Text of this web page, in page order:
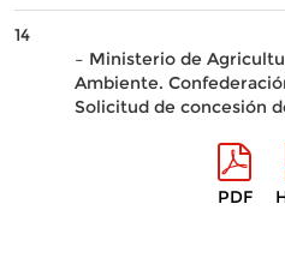
14
– Ministerio de
Ambiente.
Solicitud de concesión
PDF